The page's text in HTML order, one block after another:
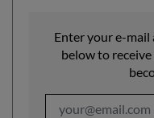
Enter your e-mail
below to